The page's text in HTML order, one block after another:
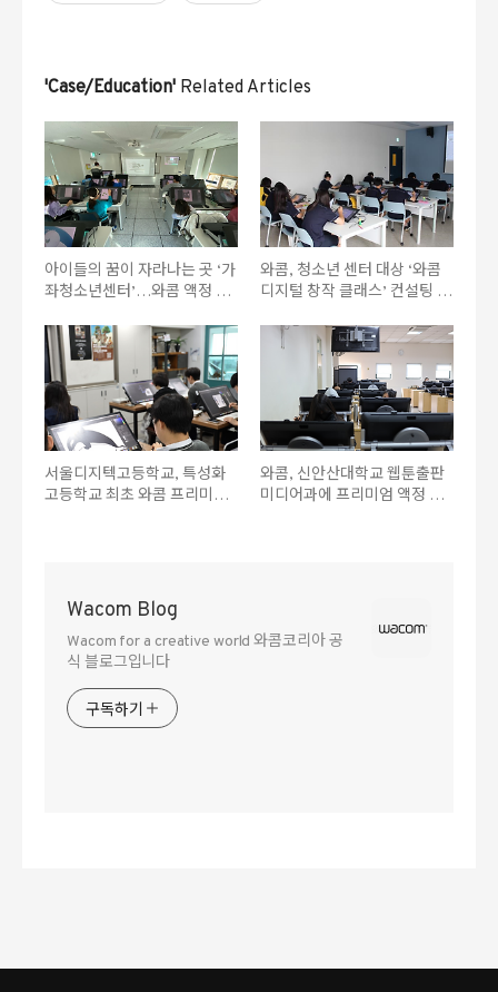
'Case/Education' Related Articles
아이들의 꿈이 자라나는 곳 ‘가
좌청소년센터’…와콤 액정 타
다채로운 디지털 창작 교육 진
행
와콤, 청소년 센터 대상 ‘와콤
디지털 창작 클래스’ 컨설팅 진
커리큘럼, 강사진까지 풀 패키
지 제공
서울디지텍고등학교, 특성화
고등학교 최초 와콤 프리미엄
와콤, 신안산대학교 웹툰출판
미디어과에 프리미엄 액정 타
Wacom Blog
Wacom for a creative world 와콤코리아 공
식 블로그입니다
구독하기